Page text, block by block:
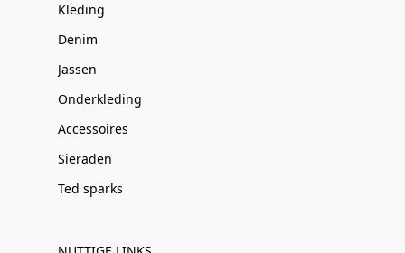
Kleding
Denim
Jassen
Onderkleding
Accessoires
Sieraden
Ted sparks